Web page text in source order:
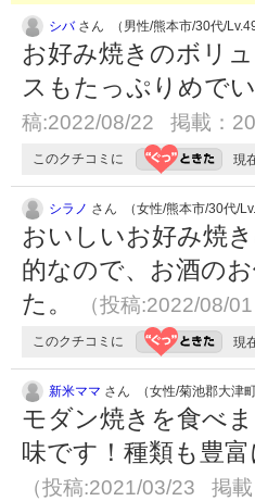
シバさん （男性/熊本市/30代/Lv.49
お好み焼きのボリ
スもたっぷりめで
稿:2022/08/22 掲載：
このクチコミに 現
シラノ さん （女性/熊本市/30代/
おいしいお好み焼
的なので、お酒の
た。
（投稿:2022/08/
このクチコミに 現
新米ママ さん （女性/菊池郡大津
モダン焼きを食べ
味です！種類も豊
（投稿:2021/03/23 掲載